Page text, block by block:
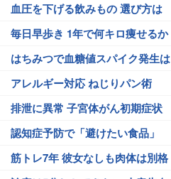
血圧を下げる飲みもの 選び方は
毎日早歩き 1年で何キロ痩せるか
はちみつで血糖値スパイク発生は
アレルギー対応 ねじりパン術
排泄に異常 子宮体がん初期症状
認知症予防で「避けたい食品」
筋トレ7年 彼女なしも肉体は別格